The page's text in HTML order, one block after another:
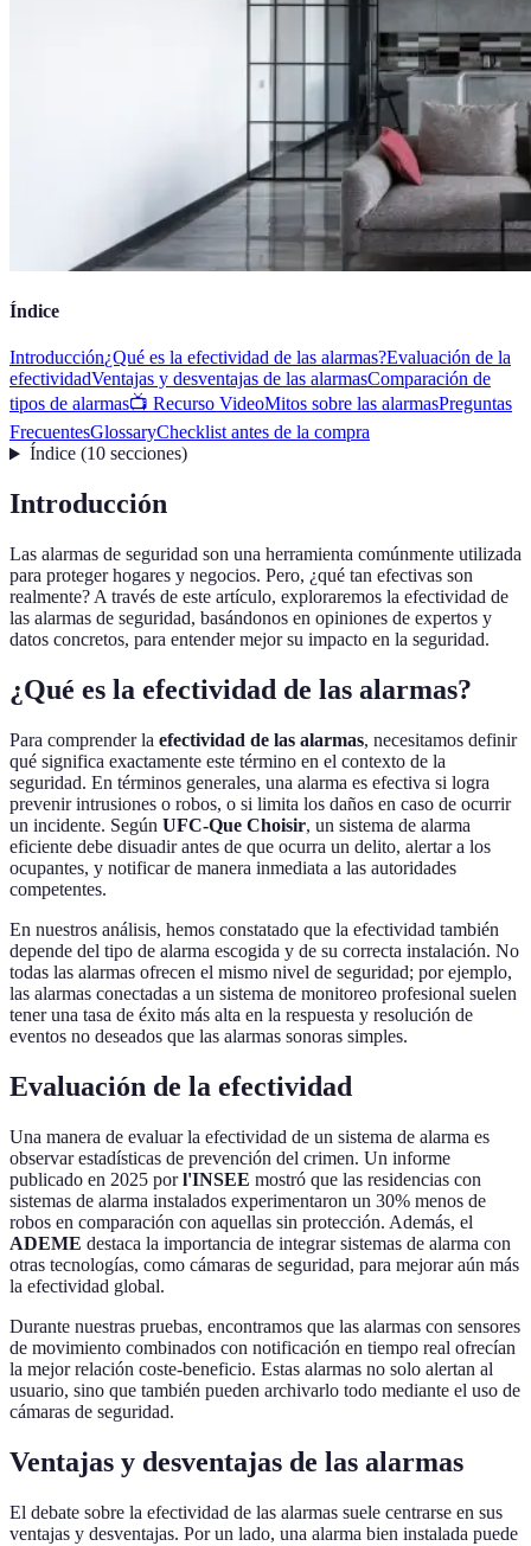
Índice
Introducción¿Qué es la efectividad de las alarmas?Evaluación de la
efectividadVentajas y desventajas de las alarmasComparación de
tipos de alarmas📺 Recurso VideoMitos sobre las alarmasPreguntas
FrecuentesGlossaryChecklist antes de la compra
Índice(10 secciones)
Introducción
Las alarmas de seguridad son una herramienta comúnmente utilizada
para proteger hogares y negocios. Pero, ¿qué tan efectivas son
realmente? A través de este artículo, exploraremos la efectividad de
las alarmas de seguridad, basándonos en opiniones de expertos y
datos concretos, para entender mejor su impacto en la seguridad.
¿Qué es la efectividad de las alarmas?
Para comprender la efectividad de las alarmas, necesitamos definir
qué significa exactamente este término en el contexto de la
seguridad. En términos generales, una alarma es efectiva si logra
prevenir intrusiones o robos, o si limita los daños en caso de ocurrir
un incidente. Según UFC-Que Choisir, un sistema de alarma
eficiente debe disuadir antes de que ocurra un delito, alertar a los
ocupantes, y notificar de manera inmediata a las autoridades
competentes.
En nuestros análisis, hemos constatado que la efectividad también
depende del tipo de alarma escogida y de su correcta instalación. No
todas las alarmas ofrecen el mismo nivel de seguridad; por ejemplo,
las alarmas conectadas a un sistema de monitoreo profesional suelen
tener una tasa de éxito más alta en la respuesta y resolución de
eventos no deseados que las alarmas sonoras simples.
Evaluación de la efectividad
Una manera de evaluar la efectividad de un sistema de alarma es
observar estadísticas de prevención del crimen. Un informe
publicado en 2025 porl'INSEE mostró que las residencias con
sistemas de alarma instalados experimentaron un 30% menos de
robos en comparación con aquellas sin protección. Además, el
ADEME destaca la importancia de integrar sistemas de alarma con
otras tecnologías, como cámaras de seguridad, para mejorar aún más
la efectividad global.
Durante nuestras pruebas, encontramos que las alarmas con sensores
de movimiento combinados con notificación en tiempo real ofrecían
la mejor relación coste-beneficio. Estas alarmas no solo alertan al
usuario, sino que también pueden archivarlo todo mediante el uso de
cámaras de seguridad.
Ventajas y desventajas de las alarmas
El debate sobre la efectividad de las alarmas suele centrarse en sus
ventajas y desventajas. Por un lado, una alarma bien instalada puede